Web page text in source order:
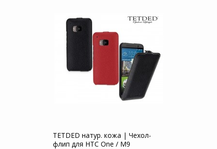
TETDED натур. кожа | Чехол-
флип для HTC One / M9